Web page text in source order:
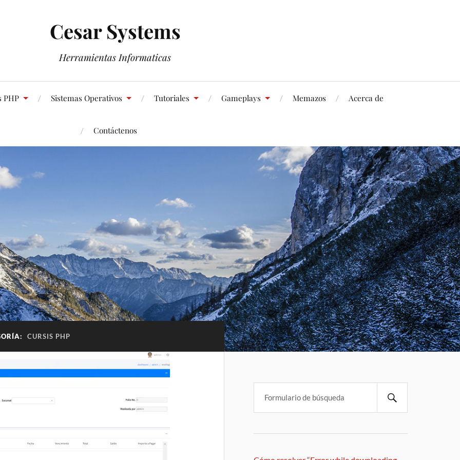
Cesar Systems
Herramientas Informaticas
PHP Sistemas Operativos Tutoriales Gameplays Memazos Acerca de
Contáctenos
CURSIS PHP